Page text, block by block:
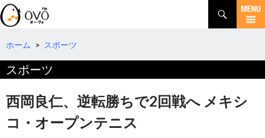
検
索
コ
テ
へ
移
動
ホーム > スポーツ
スポーツ
西岡良仁、逆転勝ちで2回戦へ メキシ
コ・オープンテニス